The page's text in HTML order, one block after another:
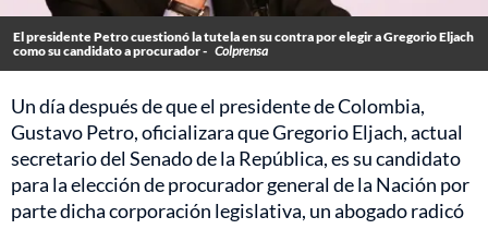
El presidente Petro cuestionó la tutela en su contra por elegir a Gregorio Eljach
como su candidato a procurador - Colprensa
Un día después de que el presidente de Colombia,
Gustavo Petro, oficializara que Gregorio Eljach, actual
secretario del Senado de la República, es su candidato
para la elección de procurador general de la Nación por
parte dicha corporación legislativa, un abogado radicó